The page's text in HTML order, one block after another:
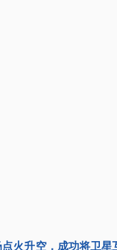
火升空，成功将卫